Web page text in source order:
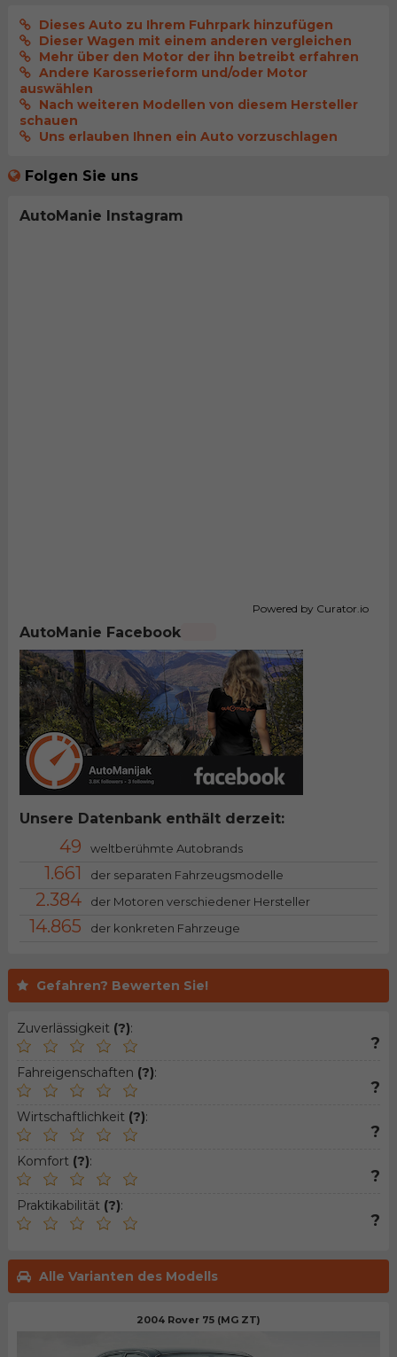
Gefahren? Bewerten Sie!
Zuverlässigkeit (?):
?
Fahreigenschaften (?):
?
Wirtschaftlichkeit (?):
?
Komfort (?):
?
Praktikabilität (?):
?
Alle Varianten des Modells
2004 Rover 75 (MG ZT)
Dieses Auto zu Ihrem Fuhrpark hinzufügen
Dieser Wagen mit einem anderen vergleichen
Mehr über den Motor der ihn betreibt erfahren
Andere Karosserieform und/oder Motor
auswählen
Nach weiteren Modellen von diesem Hersteller
schauen
Uns erlauben Ihnen ein Auto vorzuschlagen
Folgen Sie uns
AutoManie Instagram
Powered by Curator.io
AutoManie Facebook
Unsere Datenbank enthält derzeit:
49 weltberühmte Autobrands
1.661 der separaten Fahrzeugsmodelle
2.384 der Motoren verschiedener Hersteller
14.865 der konkreten Fahrzeuge